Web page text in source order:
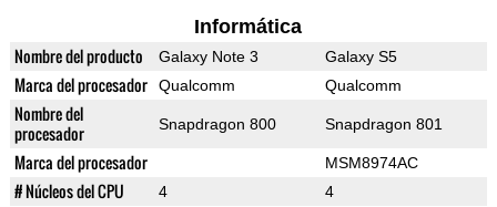
Informática
Nombre del producto Galaxy Note 3 Galaxy S5
Marca del procesador Qualcomm Qualcomm
Nombre del
procesador
Snapdragon 800 Snapdragon 801
Marca del procesador MSM8974AC
# Núcleos del CPU 4 4